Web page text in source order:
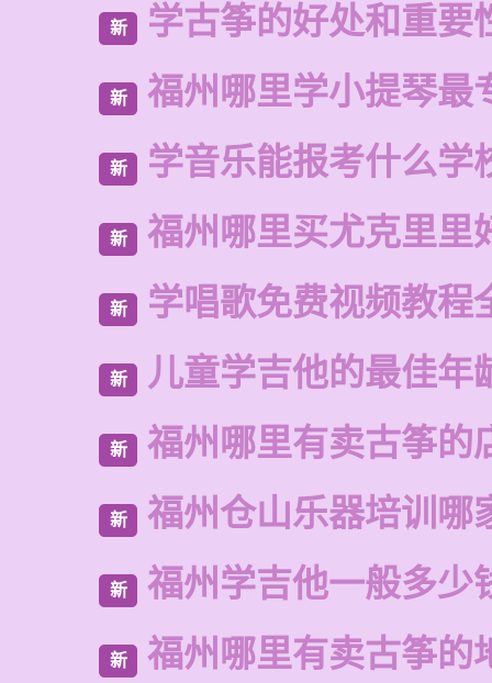
新 学古筝的好处和重要
新 福州哪里学小提琴最
新 学音乐能报考什么学
新 福州哪里买尤克里里
新 学唱歌免费视频教程
新 儿童学吉他的最佳年
新 福州哪里有卖古筝的
新 福州仓山乐器培训哪
新 福州学吉他一般多少
新 福州哪里有卖古筝的